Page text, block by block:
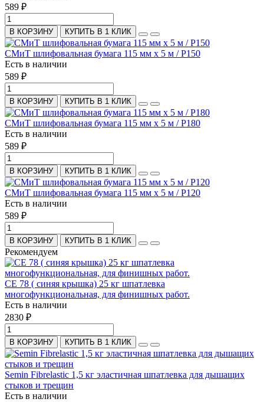
589 ₽
В КОРЗИНУ КУПИТЬ В 1 КЛИК
СМиТ шлифовальная бумага 115 мм х 5 м / P150
Есть в наличии
589 ₽
В КОРЗИНУ КУПИТЬ В 1 КЛИК
СМиТ шлифовальная бумага 115 мм х 5 м / P180
Есть в наличии
589 ₽
В КОРЗИНУ КУПИТЬ В 1 КЛИК
СМиТ шлифовальная бумага 115 мм х 5 м / P120
Есть в наличии
589 ₽
В КОРЗИНУ КУПИТЬ В 1 КЛИК
Рекомендуем
СЕ 78 ( синяя крышка) 25 кг шпатлевка
многофункциональная, для финишных работ.
Есть в наличии
2830 ₽
В КОРЗИНУ КУПИТЬ В 1 КЛИК
Semin Fibrelastic 1,5 кг эластичная шпатлевка для дышащих
стыков и трещин
Есть в наличии